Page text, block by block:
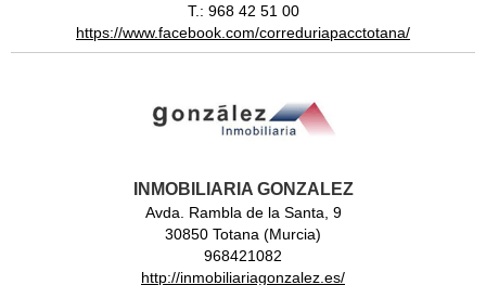
T.: 968 42 51 00
https://www.facebook.com/correduriapacctotana/
INMOBILIARIA GONZALEZ
Avda. Rambla de la Santa, 9
30850 Totana (Murcia)
968421082
http://inmobiliariagonzalez.es/